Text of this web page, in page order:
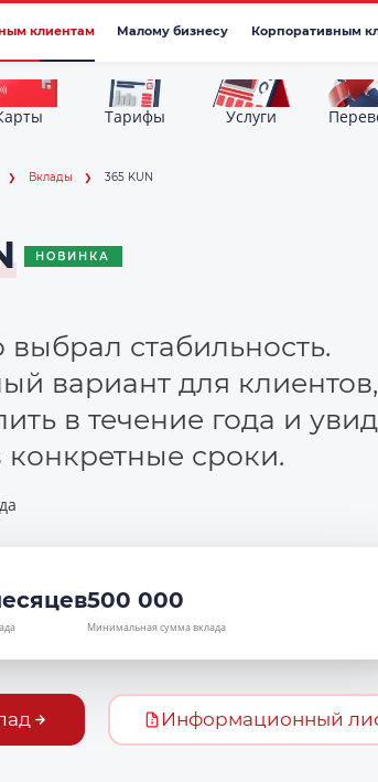
клиентам Малому бизнесу Корпоративным
Тарифы Услуги
Вклады 365 KUN
НОВИНКА
выбрал стабильность.
вариант для
в течение года и
конкретные сроки.
500 000
Минимальная сумма вклада
Информационный